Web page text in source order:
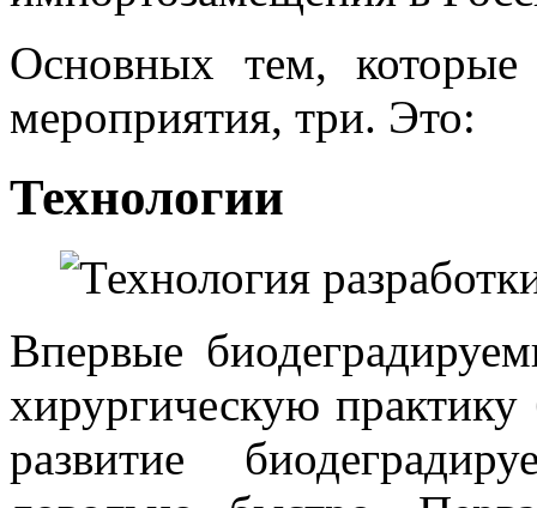
Основных тем,
мероприятия, три. Это:
Технологии
Впервые
хирургическую
развитие